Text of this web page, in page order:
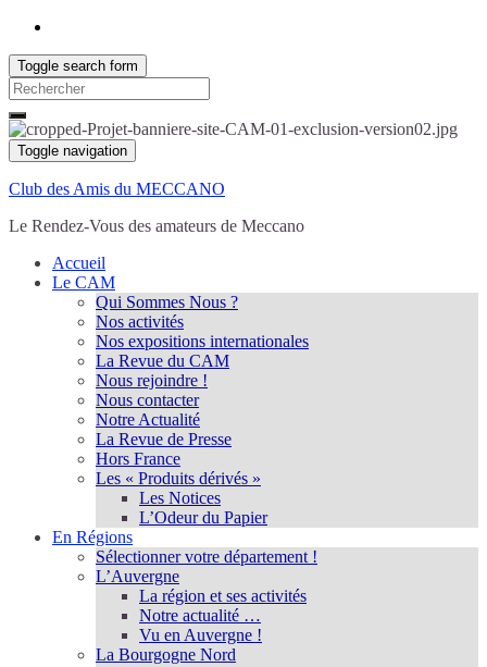
Toggle search form
Search
for:
Toggle navigation
Club des Amis du MECCANO
Le Rendez-Vous des amateurs de Meccano
Accueil
Le CAM
Qui Sommes Nous ?
Nos activités
Nos expositions internationales
La Revue du CAM
Nous rejoindre !
Nous contacter
Notre Actualité
La Revue de Presse
Hors France
Les « Produits dérivés »
Les Notices
L’Odeur du Papier
En Régions
Sélectionner votre département !
L’Auvergne
La région et ses activités
Notre actualité …
Vu en Auvergne !
La Bourgogne Nord